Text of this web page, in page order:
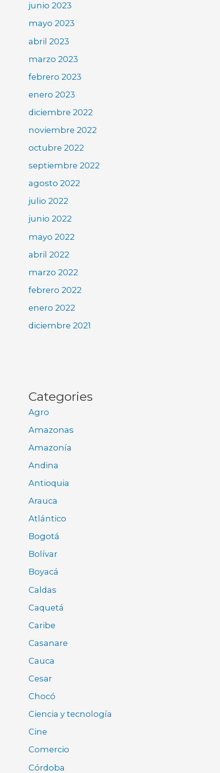
junio 2023
mayo 2023
abril 2023
marzo 2023
febrero 2023
enero 2023
diciembre 2022
noviembre 2022
octubre 2022
septiembre 2022
agosto 2022
julio 2022
junio 2022
mayo 2022
abril 2022
marzo 2022
febrero 2022
enero 2022
diciembre 2021
Categories
Agro
Amazonas
Amazonía
Andina
Antioquia
Arauca
Atlántico
Bogotá
Bolívar
Boyacá
Caldas
Caquetá
Caribe
Casanare
Cauca
Cesar
Chocó
Ciencia y tecnología
Cine
Comercio
Córdoba